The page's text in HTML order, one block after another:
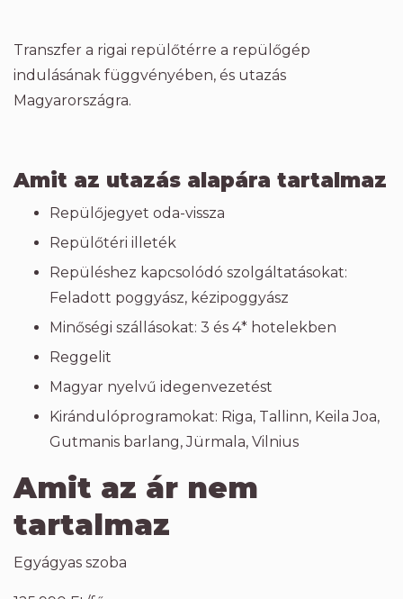
Transzfer a rigai repülőtérre a repülőgép
indulásának függvényében, és utazás
Magyarországra.
Amit az utazás alapára tartalmaz
Repülőjegyet oda-vissza
Repülőtéri illeték
Repüléshez kapcsolódó szolgáltatásokat:
Feladott poggyász, kézipoggyász
Minőségi szállásokat: 3 és 4* hotelekben
Reggelit
Magyar nyelvű idegenvezetést
Kirándulóprogramokat: Riga, Tallinn, Keila Joa,
Gutmanis barlang, Jürmala, Vilnius
Amit az ár nem
tartalmaz
Egyágyas szoba